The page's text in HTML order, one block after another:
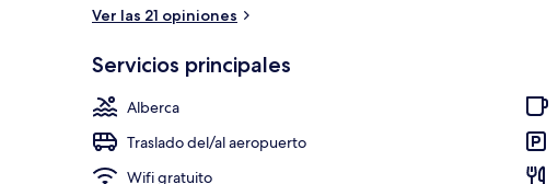
Ver las 21 opiniones
Servicios principales
Alberca
Traslado del/al aeropuerto
Wifi gratuito